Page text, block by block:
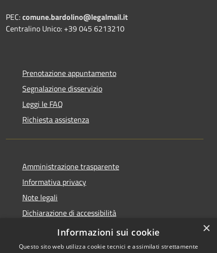
PEC:comune.bardolino@legalmail.it
Centralino Unico: +39 045 6213210
Prenotazione appuntamento
Segnalazione disservizio
Leggi le FAQ
Richiesta assistenza
Amministrazione trasparente
Informativa privacy
Note legali
Dichiarazione di accessibilità
Link app municipium
×
Informazioni sui cookie
Questo sito web utilizza cookie tecnici e assimilati strettamente